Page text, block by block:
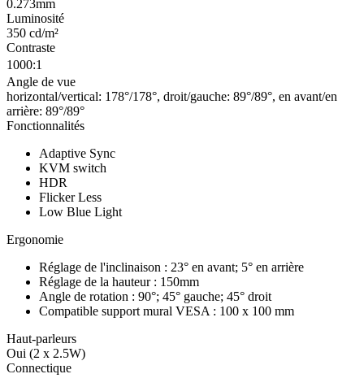
0.273mm
Luminosité
350 cd/m²
Contraste
1000:1
Angle de vue
horizontal/vertical: 178°/178°, droit/gauche: 89°/89°, en avant/en
arrière: 89°/89°
Fonctionnalités
Adaptive Sync
KVM switch
HDR
Flicker Less
Low Blue Light
Ergonomie
Réglage de l'inclinaison : 23° en avant; 5° en arrière
Réglage de la hauteur : 150mm
Angle de rotation : 90°; 45° gauche; 45° droit
Compatible support mural VESA : 100 x 100 mm
Haut-parleurs
Oui (2 x 2.5W)
Connectique